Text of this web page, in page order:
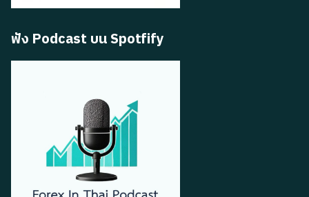
ฟัง Podcast บน Spotfify